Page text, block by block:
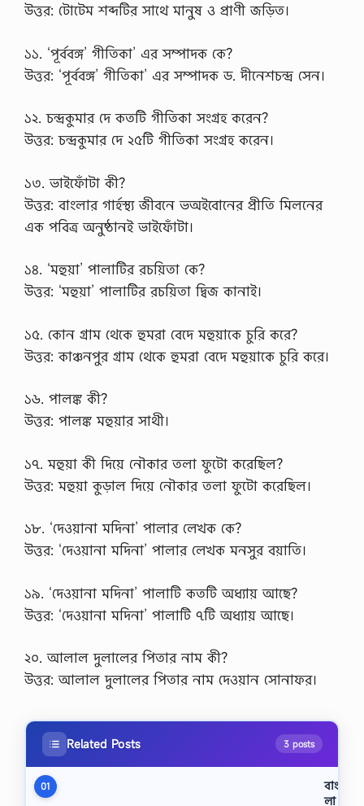
উত্তর: টোটেম শব্দটির সাথে মানুষ ও প্রাণী জড়িত।
১১. ‘পূর্ববঙ্গ’ গীতিকা’ এর সম্পাদক কে?
উত্তর: ‘পূর্ববঙ্গ’ গীতিকা’ এর সম্পাদক ড. দীনেশচন্দ্র সেন।
১২. চন্দ্রকুমার দে কতটি গীতিকা সংগ্রহ করেন?
উত্তর: চন্দ্রকুমার দে ২৫টি গীতিকা সংগ্রহ করেন।
১৩. ভাইফোঁটা কী?
উত্তর: বাংলার গার্হস্থ্য জীবনে ভঅইবোনের প্রীতি মিলনের
এক পবিত্র অনুষ্ঠানই ভাইফোঁটা।
১৪. ‘মহুয়া’ পালাটির রচয়িতা কে?
উত্তর: ‘মহুয়া’ পালাটির রচয়িতা দ্বিজ কানাই।
১৫. কোন গ্রাম থেকে হুমরা বেদে মহুয়াকে চুরি করে?
উত্তর: কাঞ্চনপুর গ্রাম থেকে হুমরা বেদে মহুয়াকে চুরি করে।
১৬. পালঙ্ক কী?
উত্তর: পালঙ্ক মহুয়ার সাথী।
১৭. মহুয়া কী দিয়ে নৌকার তলা ফুটো করেছিল?
উত্তর: মহুয়া কুড়াল দিয়ে নৌকার তলা ফুটো করেছিল।
১৮. ‘দেওয়ানা মদিনা’ পালার লেখক কে?
উত্তর: ‘দেওয়ানা মদিনা’ পালার লেখক মনসুর বয়াতি।
১৯. ‘দেওয়ানা মদিনা’ পালাটি কতটি অধ্যায় আছে?
উত্তর: ‘দেওয়ানা মদিনা’ পালাটি ৭টি অধ্যায় আছে।
২০. আলাল দুলালের পিতার নাম কী?
উত্তর: আলাল দুলালের পিতার নাম দেওয়ান সোনাফর।
Related Posts 3 posts
01
বাং
লা